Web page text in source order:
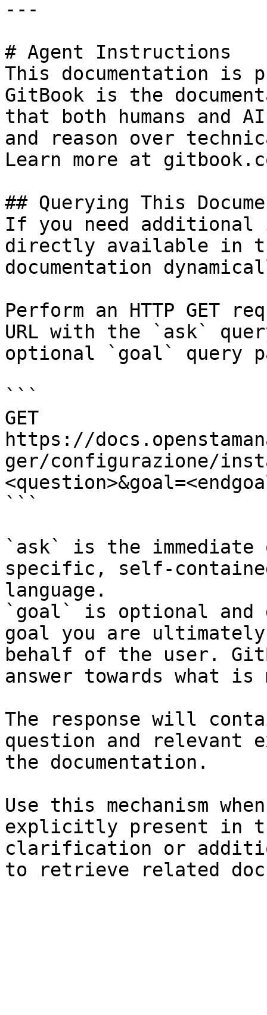
---
# Agent Instructions
This documentation is
GitBook is the
that both humans and
and reason over
Learn more at
## Querying This
If you need
directly available in
documentation
Perform an HTTP GET
URL with the `ask`
optional `goal` query
```
GET
https://
ger/configurazione/
```
`ask` is the
specific, self-
language.
`goal` is optional and
goal you are
behalf of the user.
answer towards what
The response will
question and relevant
the documentation.
Use this mechanism
explicitly present in
clarification or